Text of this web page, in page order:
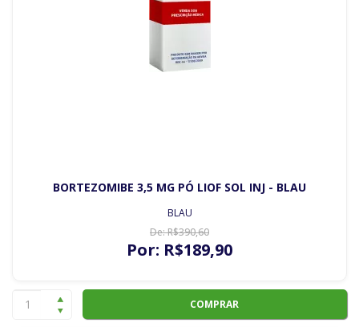
BORTEZOMIBE 3,5 MG PÓ LIOF SOL INJ - BLAU
BLAU
De:R$390,60
Por: R$189,90
COMPRAR